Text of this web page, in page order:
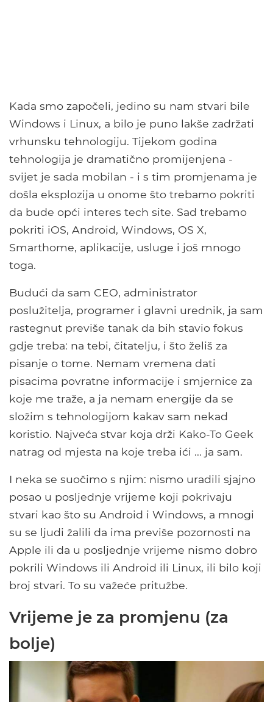
Kada smo započeli, jedino su nam stvari bile
Windows i Linux, a bilo je puno lakše zadržati
vrhunsku tehnologiju. Tijekom godina
tehnologija je dramatično promijenjena -
svijet je sada mobilan - i s tim promjenama je
došla eksplozija u onome što trebamo pokriti
da bude opći interes tech site. Sad trebamo
pokriti iOS, Android, Windows, OS X,
Smarthome, aplikacije, usluge i još mnogo
toga.
Budući da sam CEO, administrator
poslužitelja, programer i glavni urednik, ja sam
rastegnut previše tanak da bih stavio fokus
gdje treba: na tebi, čitatelju, i što želiš za
pisanje o tome. Nemam vremena dati
pisacima povratne informacije i smjernice za
koje me traže, a ja nemam energije da se
složim s tehnologijom kakav sam nekad
koristio. Najveća stvar koja drži Kako-To Geek
natrag od mjesta na koje treba ići ... ja sam.
I neka se suočimo s njim: nismo uradili sjajno
posao u posljednje vrijeme koji pokrivaju
stvari kao što su Android i Windows, a mnogi
su se ljudi žalili da ima previše pozornosti na
Apple ili da u posljednje vrijeme nismo dobro
pokrili Windows ili Android ili Linux, ili bilo koji
broj stvari. To su važeće pritužbe.
Vrijeme je za promjenu (za
bolje)